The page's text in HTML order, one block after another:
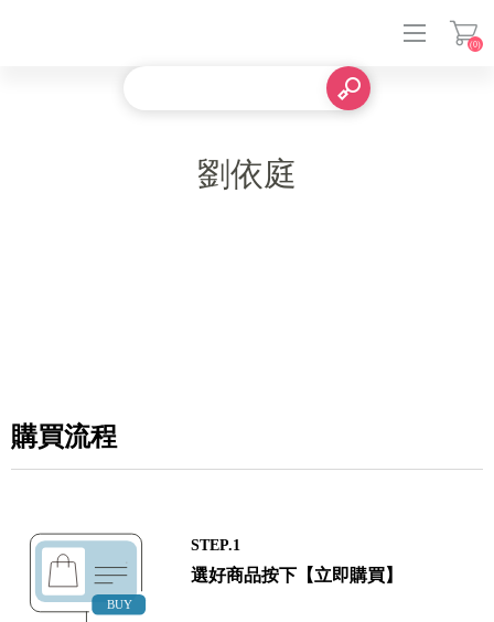
(0)
劉依庭
購買流程
STEP.1
選好商品按下【立即購買】